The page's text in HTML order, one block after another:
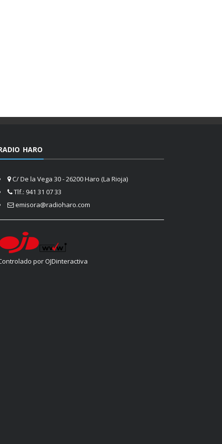
HARO
C/ De la Vega 30 - 26200 Haro (La Rioja)
Tlf.: 941 31 07 33
emisora@radioharo.com
por OJDinteractiva